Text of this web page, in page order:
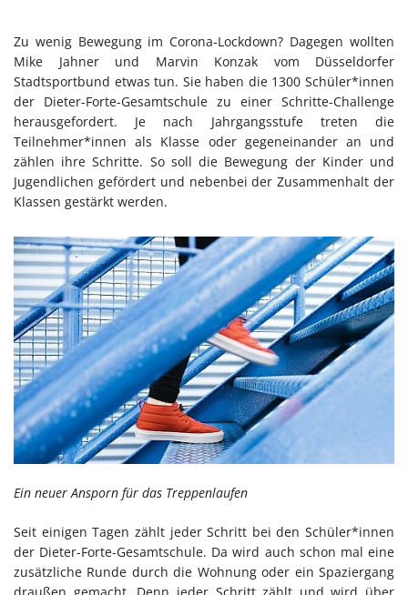
Zu wenig Bewegung im Corona-Lockdown? Dagegen wollten
Mike Jahner und Marvin Konzak vom Düsseldorfer
Stadtsportbund etwas tun. Sie haben die 1300 Schüler*innen
der Dieter-Forte-Gesamtschule zu einer Schritte-Challenge
herausgefordert. Je nach Jahrgangsstufe treten die
Teilnehmer*innen als Klasse oder gegeneinander an und
zählen ihre Schritte. So soll die Bewegung der Kinder und
Jugendlichen gefördert und nebenbei der Zusammenhalt der
Klassen gestärkt werden.
Ein neuer Ansporn für das Treppenlaufen
Seit einigen Tagen zählt jeder Schritt bei den Schüler*innen
der Dieter-Forte-Gesamtschule. Da wird auch schon mal eine
zusätzliche Runde durch die Wohnung oder ein Spaziergang